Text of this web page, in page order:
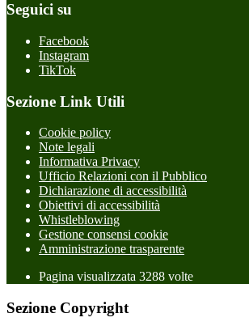
Seguici su
Facebook
Instagram
TikTok
Sezione Link Utili
Cookie policy
Note legali
Informativa Privacy
Ufficio Relazioni con il Pubblico
Dichiarazione di accessibilità
Obiettivi di accessibilità
Whistleblowing
Gestione consensi cookie
Amministrazione trasparente
Pagina visualizzata 3288 volte
Sezione Copyright